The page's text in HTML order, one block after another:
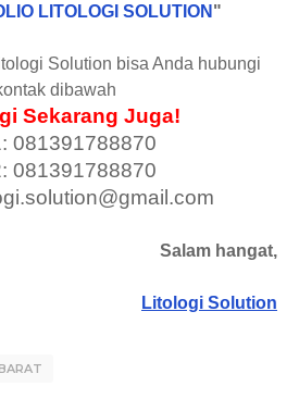
LITOLOGI SOLUTION "
Solution bisa Anda hubungi
dibawah
Sekarang Juga!
081391788870
081391788870
Salam hangat,
Litologi Solution